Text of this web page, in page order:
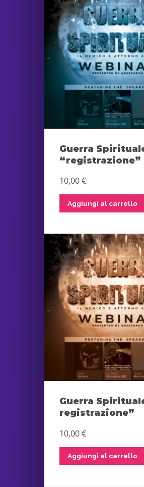
Guerra
“registrazione”
10,00€
Aggiungi al carrello
Guerra
registrazione”
10,00€
Aggiungi al carrello